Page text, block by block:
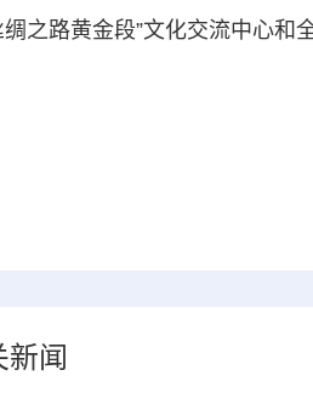
绸之路黄金段”文化交流中心和
新闻